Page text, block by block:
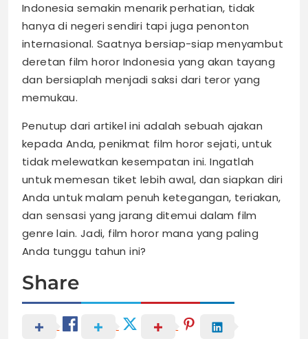
Indonesia semakin menarik perhatian, tidak
hanya di negeri sendiri tapi juga penonton
internasional. Saatnya bersiap-siap menyambut
deretan film horor Indonesia yang akan tayang
dan bersiaplah menjadi saksi dari teror yang
memukau.
Penutup dari artikel ini adalah sebuah ajakan
kepada Anda, penikmat film horor sejati, untuk
tidak melewatkan kesempatan ini. Ingatlah
untuk memesan tiket lebih awal, dan siapkan diri
Anda untuk malam penuh ketegangan, teriakan,
dan sensasi yang jarang ditemui dalam film
genre lain. Jadi, film horor mana yang paling
Anda tunggu tahun ini?
Share